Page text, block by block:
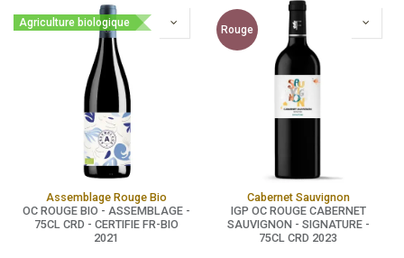
Agriculture biologique
Assemblage Rouge Bio
OC ROUGE BIO - ASSEMBLAGE -
75CL CRD - CERTIFIE FR-BIO
2021
Rouge
Cabernet Sauvignon
IGP OC ROUGE CABERNET
SAUVIGNON - SIGNATURE -
75CL CRD 2023